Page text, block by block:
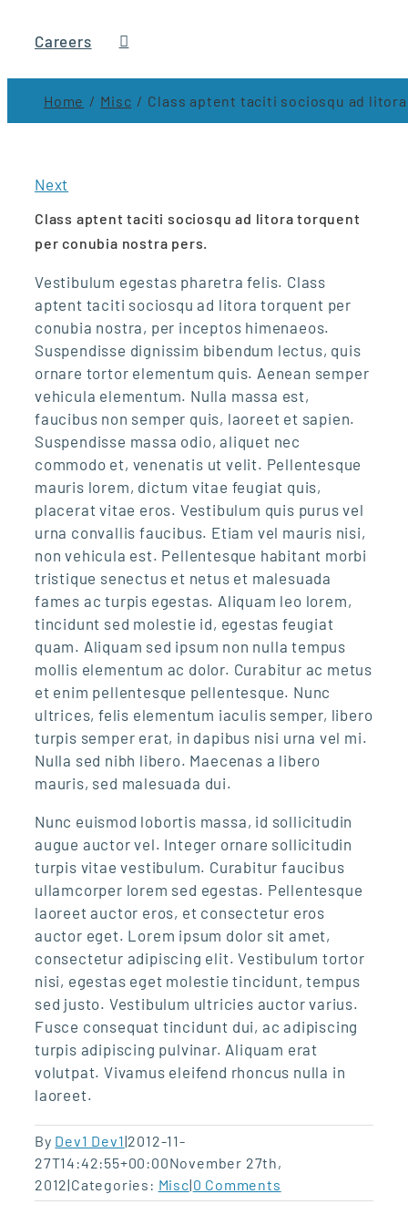
Careers
Home Misc Class aptent taciti sociosqu ad
Next
Class aptent taciti sociosqu ad litora torquent
per conubia nostra pers.
Vestibulum egestas pharetra felis. Class
aptent taciti sociosqu ad litora torquent per
conubia nostra, per inceptos himenaeos.
Suspendisse dignissim bibendum lectus, quis
ornare tortor elementum quis. Aenean semper
vehicula elementum. Nulla massa est,
faucibus non semper quis, laoreet et sapien.
Suspendisse massa odio, aliquet nec
commodo et, venenatis ut velit. Pellentesque
mauris lorem, dictum vitae feugiat quis,
placerat vitae eros. Vestibulum quis purus vel
urna convallis faucibus. Etiam vel mauris nisi,
non vehicula est. Pellentesque habitant morbi
tristique senectus et netus et malesuada
fames ac turpis egestas. Aliquam leo lorem,
tincidunt sed molestie id, egestas feugiat
quam. Aliquam sed ipsum non nulla tempus
mollis elementum ac dolor. Curabitur ac metus
et enim pellentesque pellentesque. Nunc
ultrices, felis elementum iaculis semper, libero
turpis semper erat, in dapibus nisi urna vel mi.
Nulla sed nibh libero. Maecenas a libero
mauris, sed malesuada dui.
Nunc euismod lobortis massa, id sollicitudin
augue auctor vel. Integer ornare sollicitudin
turpis vitae vestibulum. Curabitur faucibus
ullamcorper lorem sed egestas. Pellentesque
laoreet auctor eros, et consectetur eros
auctor eget. Lorem ipsum dolor sit amet,
consectetur adipiscing elit. Vestibulum tortor
nisi, egestas eget molestie tincidunt, tempus
sed justo. Vestibulum ultricies auctor varius.
Fusce consequat tincidunt dui, ac adipiscing
turpis adipiscing pulvinar. Aliquam erat
volutpat. Vivamus eleifend rhoncus nulla in
laoreet.
By Dev1 Dev1|2012-11-
27T14:42:55+00:00November 27th,
2012|Categories: Misc|0 Comments